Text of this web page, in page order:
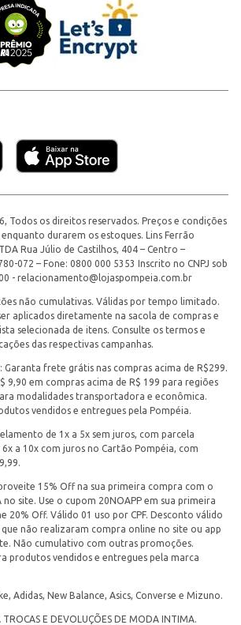
Todos os direitos reservados. Preços e condições
durarem os estoques. Lins Ferrão
Rua Júlio de Castilhos, 404 – Centro –
072 – Fone: 0800 000 5353 Inscrito no CNPJ sob
- relacionamento@lojaspompeia.com.br
não cumulativas. Válidas por tempo limitado.
aplicados diretamente na sacola de compras e
selecionada de itens. Consulte os termos e
das respectivas campanhas.
Garanta frete grátis nas compras acima de R$299.
9,90 em compras acima de R$ 199 para regiões
modalidades transportadora e econômica.
vendidos e entregues pela Pompéia.
de 1x a 5x sem juros, com parcela
6x a 10x com juros no Cartão Pompéia, com
15% Off na sua primeira compra com o
no site. Use o cupom 20NOAPP em sua primeira
20% Off. Válido 01 uso por CPF. Desconto válido
não realizaram compra online no site ou app
Não cumulativo com outras promoções.
produtos vendidos e entregues pela marca
Adidas, New Balance, Asics, Converse e Mizuno.
E DEVOLUÇÕES DE MODA INTIMA.